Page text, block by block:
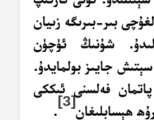
بىر-بىرىگە زىيان
شۇنىڭ ئۈچۈن
جايىز بولمايدۇ.
فەلسنى ئىككى
ھېسابلىغان
[3]
.